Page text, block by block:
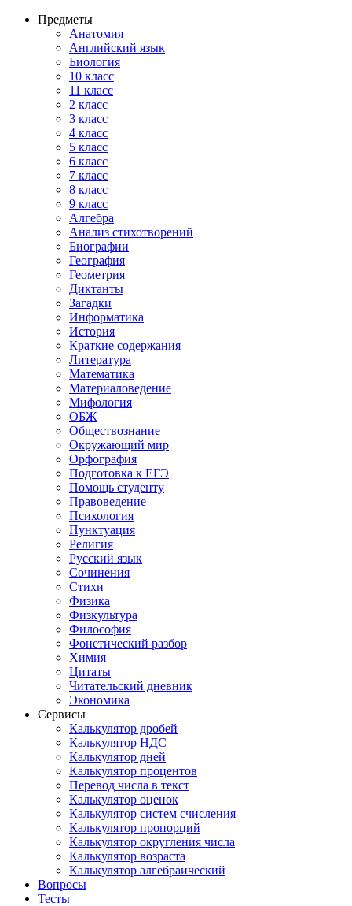
Предметы
Анатомия
Английский язык
Биология
10 класс
11 класс
2 класс
3 класс
4 класс
5 класс
6 класс
7 класс
8 класс
9 класс
Алгебра
Анализ стихотворений
Биографии
География
Геометрия
Диктанты
Загадки
Информатика
История
Краткие содержания
Литература
Математика
Материаловедение
Мифология
ОБЖ
Обществознание
Окружающий мир
Орфография
Подготовка к ЕГЭ
Помощь студенту
Правоведение
Психология
Пунктуация
Религия
Русский язык
Сочинения
Стихи
Физика
Физкультура
Философия
Фонетический разбор
Химия
Цитаты
Читательский дневник
Экономика
Сервисы
Калькулятор дробей
Калькулятор НДС
Калькулятор дней
Калькулятор процентов
Перевод числа в текст
Калькулятор оценок
Калькулятор систем счисления
Калькулятор пропорций
Калькулятор округления числа
Калькулятор возраста
Калькулятор алгебраический
Вопросы
Тесты